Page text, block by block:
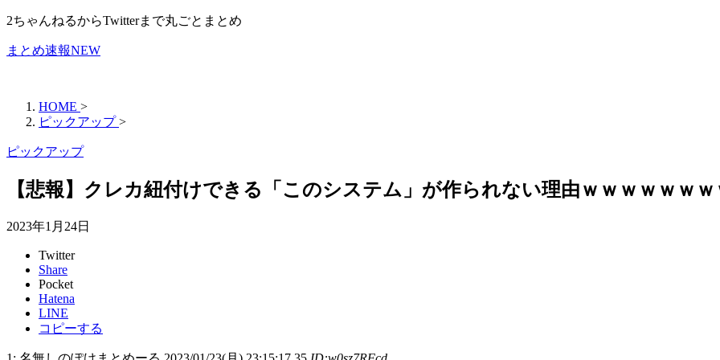
2ちゃんねるからTwitterまで丸ごとまとめ
まとめ速報NEW
HOME >
ピックアップ >
ピックアップ
【悲報】クレカ紐付けできる「このシステム」が作られない理由ｗｗｗｗｗｗｗ
2023年1月24日
Twitter
Share
Pocket
Hatena
LINE
コピーする